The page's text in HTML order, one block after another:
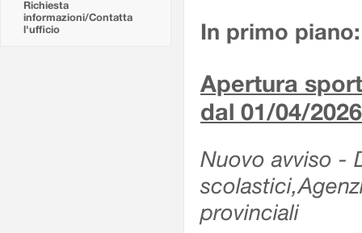
Richiesta
informazioni/Contatta
l'ufficio
In primo piano:
Apertura
dal 01/04/2026
Nuovo avviso -
provinciali